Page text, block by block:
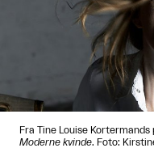
Fra Tine Louise
Moderne kvinde. Foto: